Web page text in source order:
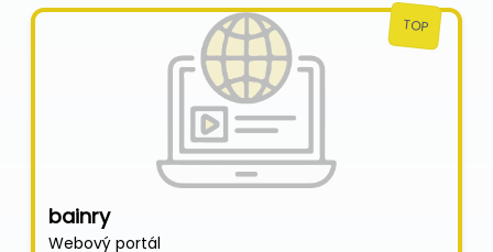
TOP
bainry
Webový portál